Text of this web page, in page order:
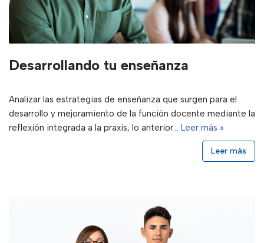
Desarrollando tu enseñanza
Analizar las estrategias de enseñanza que surgen para el
desarrollo y mejoramiento de la función docente mediante la
reflexión integrada a la praxis, lo anterior… Leer más »
Leer más